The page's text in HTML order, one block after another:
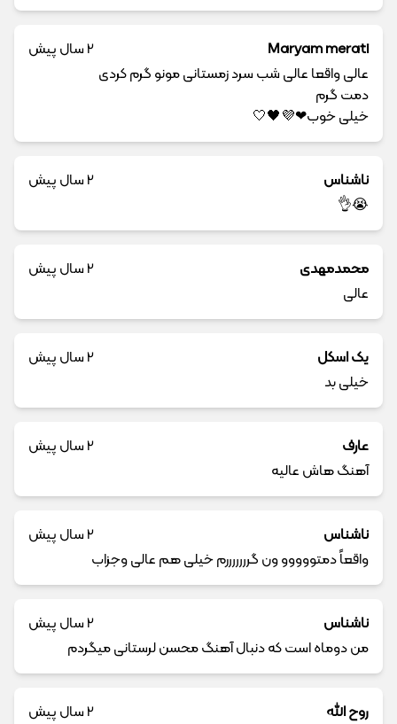
Maryam merati
2 سال پیش
عالی واقعا عالی شب سرد زمستانی مونو گرم کردی
دمت گرم
خیلی خوب❤💜🖤🤍
ناشناس
2 سال پیش
😭👌
محمدمهدی
2 سال پیش
عالی
یک اسکل
2 سال پیش
خیلی بد
عارف
2 سال پیش
آهنگ هاش عالیه
ناشناس
2 سال پیش
واقعاً دمتووووو ون گرررررررم خیلی هم عالی وجزاب
ناشناس
2 سال پیش
من دوماه است که دنبال آهنگ محسن لرستانی میگردم
روح الله
2 سال پیش